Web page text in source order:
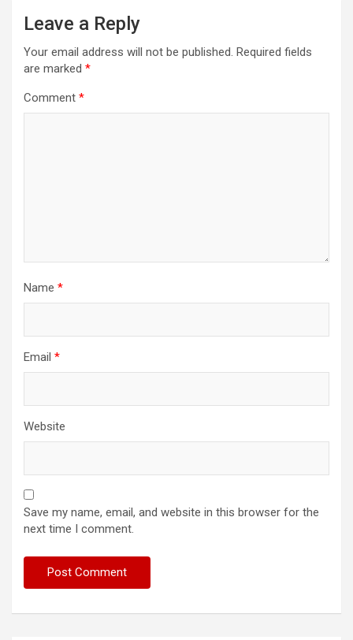
Leave a Reply
Your email address will not be published. Required fields
are marked *
Comment *
Name *
Email *
Website
Save my name, email, and website in this browser for the
next time I comment.